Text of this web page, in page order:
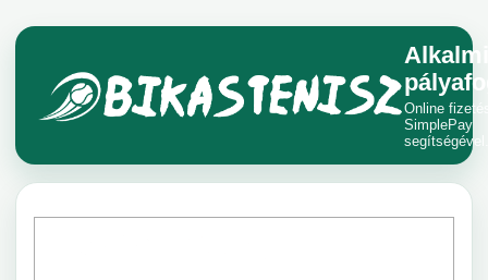
Alkalmi
Online
SimplePay
segítségével.